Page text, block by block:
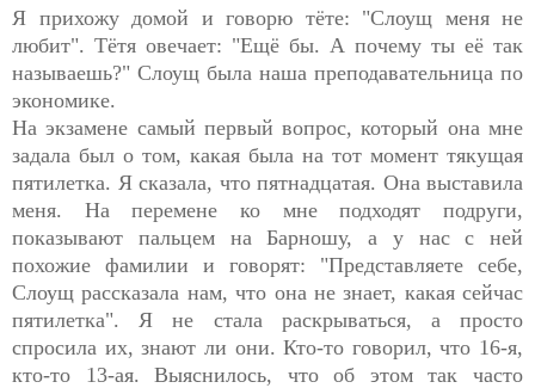
Я прихожу домой и говорю тёте: "Слоущ меня не
любит". Тётя овечает: "Ещё бы. А почему ты её так
называешь?" Слоущ была наша преподавательница по
экономике.
На экзамене самый первый вопрос, который она мне
задала был о том, какая была на тот момент тякущая
пятилетка. Я сказала, что пятнадцатая. Она выставила
меня. На перемене ко мне подходят подруги,
показывают пальцем на Барношу, а у нас с ней
похожие фамилии и говорят: "Представляете себе,
Слоущ рассказала нам, что она не знает, какая сейчас
пятилетка". Я не стала раскрываться, а просто
спросила их, знают ли они. Кто-то говорил, что 16-я,
кто-то 13-ая. Выяснилось, что об этом так часто